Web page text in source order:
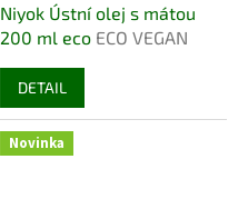
Niyok Ústní olej s mátou
200 ml eco ECO VEGAN
DETAIL
Novinka